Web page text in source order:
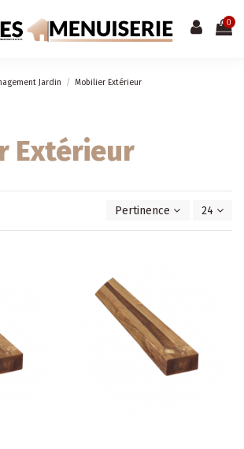
0
Jardin Mobilier Extérieur
Extérieur
Pertinence 24